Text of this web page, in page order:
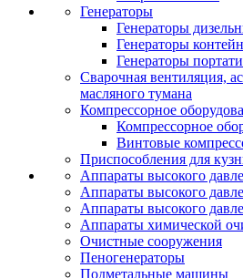
Генераторы
Генераторы
Генераторы
Генераторы
Сварочная вентиляция,
масляного тумана
Компрессорное
Компрессорное
Винтовые
Приспособления для
Аппараты высокого
Аппараты высокого
Аппараты высокого
Аппараты химической
Очистные сооружения
Пеногенераторы
Подметальные машины